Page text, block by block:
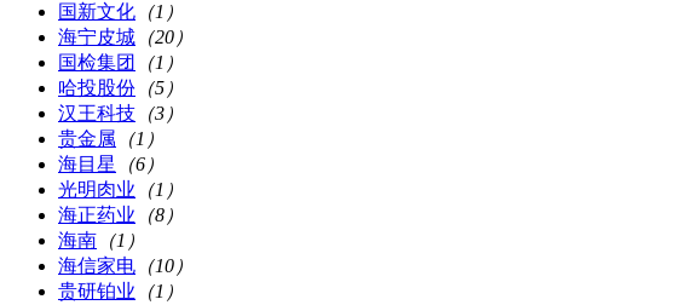
国新文化 （1）
海宁皮城 （20）
国检集团
（1）
哈投股份 （5）
汉王科技 （3）
贵金属 （1）
海目星
（6）
光明肉业 （1）
海正药业 （8）
海南 （1）
海信家电 （10）
贵研铂业 （1）